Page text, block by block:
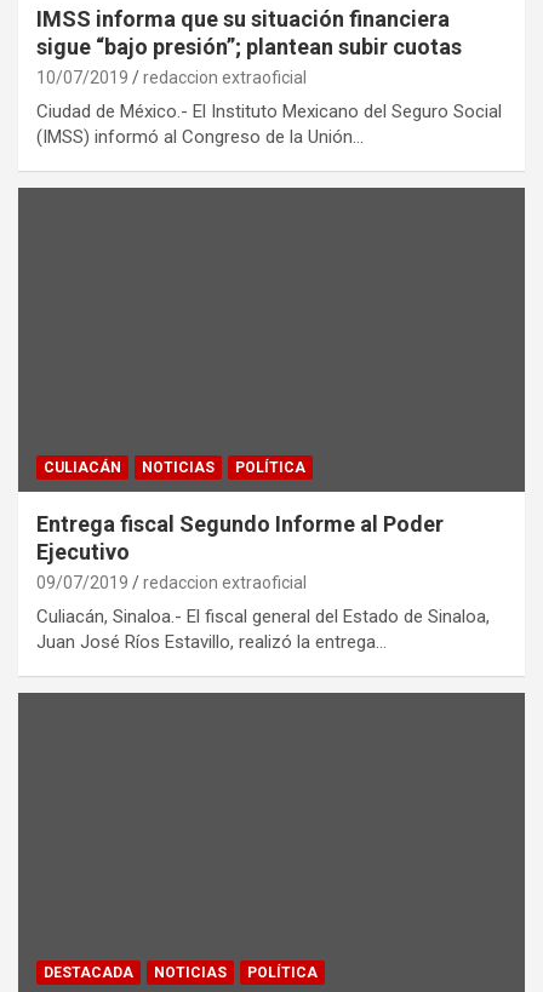
IMSS informa que su situación financiera
sigue “bajo presión”; plantean subir cuotas
10/07/2019 redaccion extraoficial
Ciudad de México.- El Instituto Mexicano del Seguro Social
(IMSS) informó al Congreso de la Unión…
CULIACÁN NOTICIAS POLÍTICA
Entrega fiscal Segundo Informe al Poder
Ejecutivo
09/07/2019 redaccion extraoficial
Culiacán, Sinaloa.- El fiscal general del Estado de Sinaloa,
Juan José Ríos Estavillo, realizó la entrega…
DESTACADA NOTICIAS POLÍTICA